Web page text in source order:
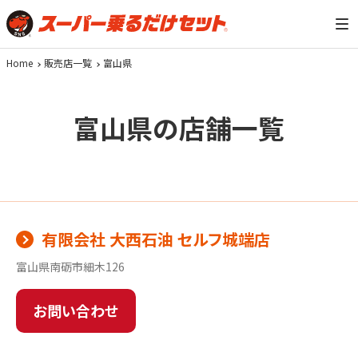
Home 販売店一覧 富山県
富山県の店舗一覧
有限会社 大西石油 セルフ城端店
富山県南砺市細木126
お問い合わせ